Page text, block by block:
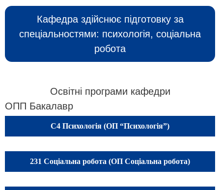
Кафедра здійснює підготовку за
спеціальностями: психологія, соціальна
робота
Освітні програми кафедри
ОПП Бакалавр
C4 Психологія (ОП “Психологія”)
231 Соціальна робота (ОП Соціальна робота)